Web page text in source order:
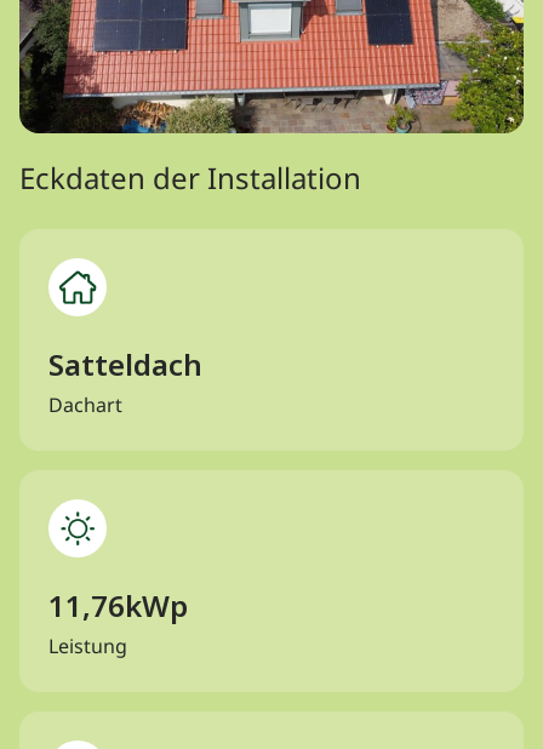
Eckdaten der Installation
Satteldach
Dachart
11,76kWp
Leistung